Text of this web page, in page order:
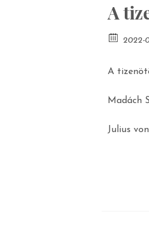
A
2022-
A
Madách
Julius